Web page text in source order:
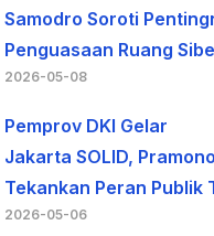
Samodro Soroti
Penguasaan Ruang
2026-05-08
Pemprov DKI Gelar
Jakarta SOLID,
Tekankan Peran Publik
2026-05-06